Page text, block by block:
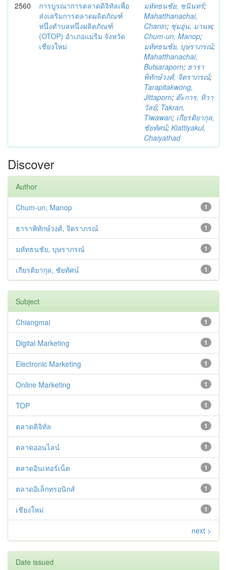
2560
การบูรณาการตลาดดิจิทัลเพื่อ
ส่งเสริมการตลาดผลิตภัณฑ์
หนึ่งตำบลหนึ่งผลิตภัณฑ์
(OTOP) อำเภอแม่ริม จังหวัด
เชียงใหม่
มหัทธนชัย, ชนินทร์;
Mahatthanachai,
Chanin; ชุ่มอุ่น, มานพ;
Chum-un, Manop;
มหัทธนชัย, บุษราภรณ์;
Mahatthanachai,
Butsaraporn; ธารา
พิทักษ์วงศ์, จิตราภรณ์;
Tarapitakwong,
Jittaporn; ต๊ะการ, ทิวา
วัลย์; Takran,
Tiwawan; เกียรติยากุล,
ชัยทัศน์; Kiattiyakul,
Chaiyathad
Discover
Author
1
Chum-un, Manop
1
ธาราพิทักษ์วงศ์, จิตราภรณ์
1
มหัทธนชัย, บุษราภรณ์
1
เกียรติยากุล, ชัยทัศน์
Subject
1
Chiangmai
1
Digital Marketing
1
Electronic Marketing
1
Online Marketing
1
TOP
1
ตลาดดิจิทัล
1
ตลาดออนไลน์
1
ตลาดอินเทอร์เน็ต
1
ตลาดอิเล็กทรอนิกส์
1
เชียงใหม่
next >
Date issued